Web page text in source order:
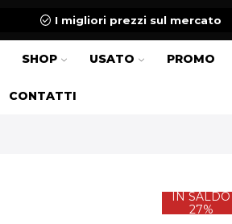
I migliori prezzi sul mercato
SHOP USATO PROMO
CONTATTI
IN SALDO
27%